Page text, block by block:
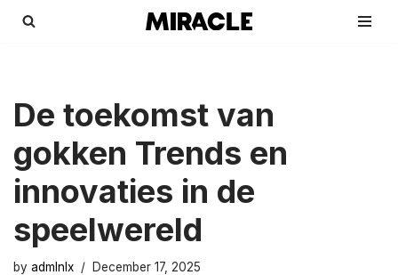
De toekomst van
gokken Trends en
innovaties in de
speelwereld
by admlnlx December 17, 2025